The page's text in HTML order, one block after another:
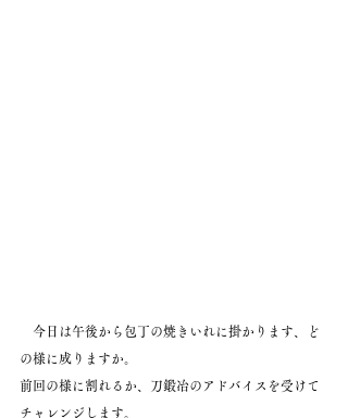
今日は午後から包丁の焼きいれに掛かります、ど
の様に成りますか。
前回の様に割れるか、刀鍛冶のアドバイスを受けて
チャレンジします。